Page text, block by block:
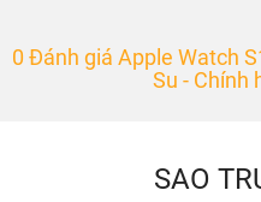
0 Đánh giá Apple Watch
Su - Chính
SAO